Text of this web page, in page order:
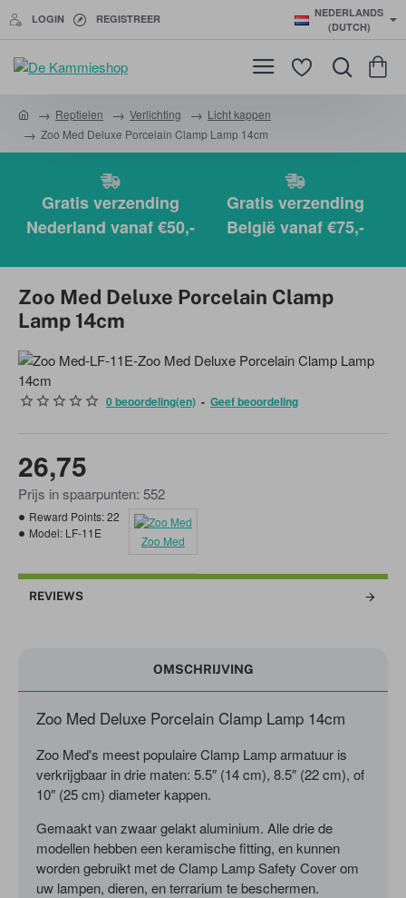
LOGIN REGISTREER
NEDERLANDS
(DUTCH)
Reptielen Verlichting
Licht kappen
Zoo Med Deluxe Porcelain Clamp Lamp 14cm
Gratis verzending
Nederland vanaf €50,-
Gratis verzending
België vanaf €75,-
Zoo Med Deluxe Porcelain Clamp
Lamp 14cm
0 beoordeling(en) - Geef beoordeling
26,75
Prijs in spaarpunten: 552
Reward Points:22
Model: LF-11E
Zoo Med
REVIEWS
OMSCHRIJVING
Zoo Med Deluxe Porcelain Clamp Lamp 14cm
Zoo Med's meest populaire Clamp Lamp armatuur is
verkrijgbaar in drie maten: 5.5″ (14 cm), 8.5″ (22 cm), of
10″ (25 cm) diameter kappen.
Gemaakt van zwaar gelakt aluminium. Alle drie de
modellen hebben een keramische fitting, en kunnen
worden gebruikt met de Clamp Lamp Safety Cover om
uw lampen, dieren, en terrarium te beschermen.